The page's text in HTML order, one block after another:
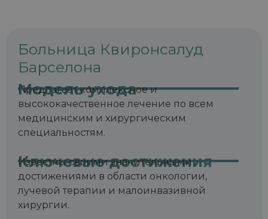
Больница Квиронсалуд
Барселона
Модель ухода
Предлагает комплексное и
высококачественное лечение по всем
медицинским и хирургическим
специальностям.
Ключевые достижения
Известны своими значительными
достижениями в области онкологии,
лучевой терапии и малоинвазивной
хирургии.